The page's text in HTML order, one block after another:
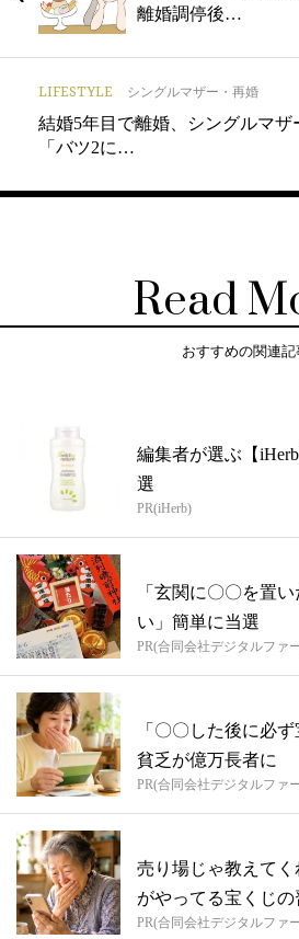
離婚調停後…
LIFESTYLE シングルマザー・再婚
結婚5年目で離婚、シングルマザ
「バツ2に…
Read
おすすめの関連記
編集者が選ぶ【
選
PR(iHerb)
「玄関に〇〇を置
い」簡単に当選
PR(合同会社デジタルファ
「〇〇した後に必
貧乏が億万長者に
PR(合同会社デジタルファ
売り場じゃ教えて
がやってる宝くじの
PR(合同会社デジタルファ